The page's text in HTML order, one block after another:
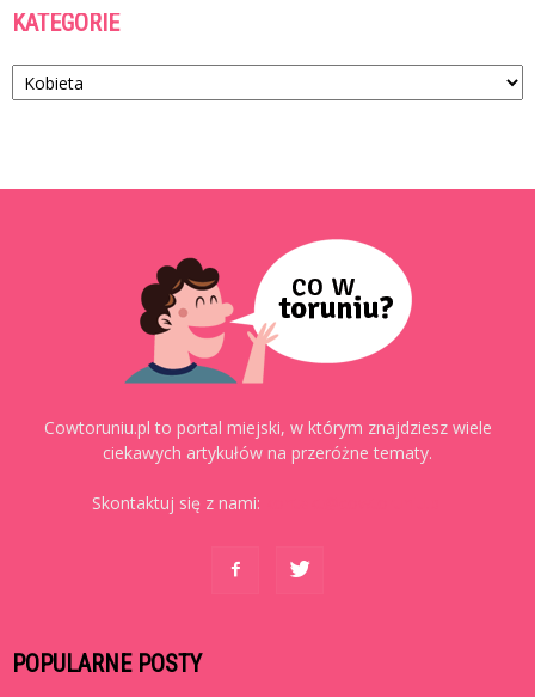
KATEGORIE
Kategorie
Cowtoruniu.pl to portal miejski, w którym znajdziesz wiele
ciekawych artykułów na przeróżne tematy.
Skontaktuj się z nami:
POPULARNE POSTY